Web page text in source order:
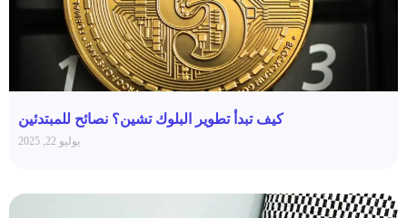
كيف تبدأ تطوير البلوك تشين؟ نصائح للمبتدئين
يوليو 22, 2025